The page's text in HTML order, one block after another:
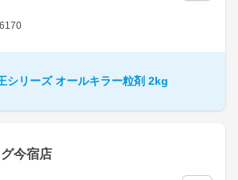
シリーズ オールキラー粒剤 2kg
今宿店